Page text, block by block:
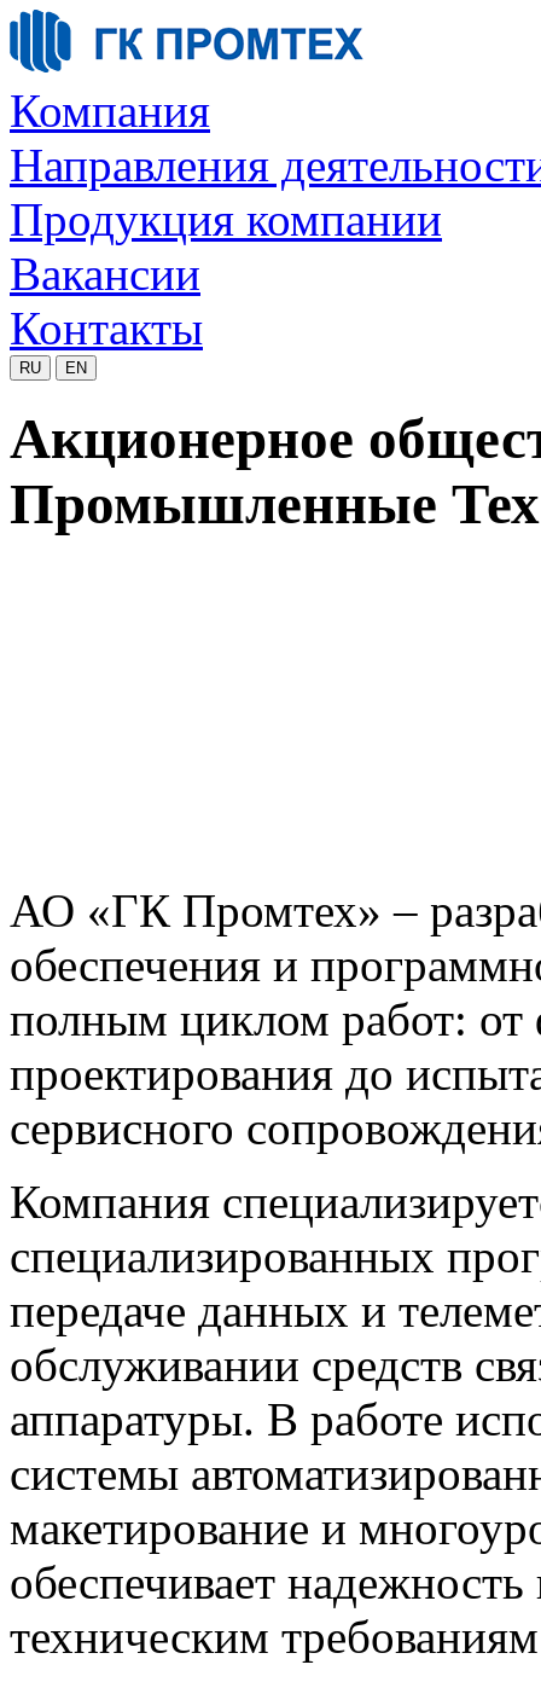
Компания
Направления
Продукция компании
Вакансии
Контакты
RU EN
Акционерное
Промышленные
АО «ГК Промтех» –
обеспечения и
полным циклом работ: от
проектирования до
сервисного
Компания
специализированных
передаче данных и
обслуживании средств
аппаратуры. В работе
системы
макетирование и
обеспечивает
техническим